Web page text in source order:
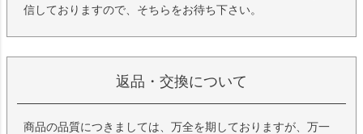
信しておりますので、そちらをお待ち下さい。
返品・交換について
商品の品質につきましては、万全を期しておりますが、万一